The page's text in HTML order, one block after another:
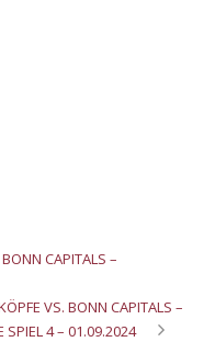
CAPITALS –
VS. BONN CAPITALS –
SPIEL 4 – 01.09.2024